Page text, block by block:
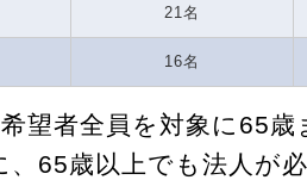
21名
16名
望者全員を対象に65
65歳以上でも法人が